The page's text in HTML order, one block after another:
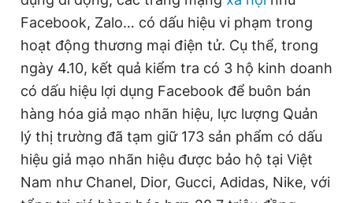
Facebook, Zalo… có dấu hiệu vi phạm trong
hoạt động thương mại điện tử. Cụ thể, trong
ngày 4.10, kết quả kiểm tra có 3 hộ kinh doanh
có dấu hiệu lợi dụng Facebook để buôn bán
hàng hóa giả mạo nhãn hiệu, lực lượng Quản
lý thị trường đã tạm giữ 173 sản phẩm có dấu
hiệu giả mạo nhãn hiệu được bảo hộ tại Việt
Nam như Chanel, Dior, Gucci, Adidas, Nike, với